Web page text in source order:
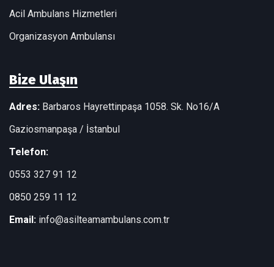
Acil Ambulans Hizmetleri
Organizasyon Ambulansı
Bize Ulaşın
Adres: Barbaros Hayrettinpaşa 1058. Sk. No16/A
Gaziosmanpaşa / İstanbul
Telefon:
0553 327 91 12
0850 259 11 12
Email: info@asilteamambulans.com.tr